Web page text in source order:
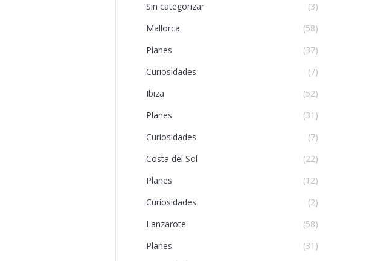
Sin categorizar
(3)
Mallorca
(58)
Planes
(37)
Curiosidades
(7)
Ibiza
(52)
Planes
(31)
Curiosidades
(7)
Costa del Sol
(22)
Planes
(12)
Curiosidades
(2)
Lanzarote
(58)
Planes
(31)